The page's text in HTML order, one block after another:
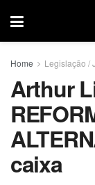
Home Legislação /
Arthur
caixa